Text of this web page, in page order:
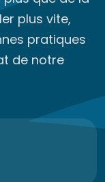
plus vite,
pratiques
de notre